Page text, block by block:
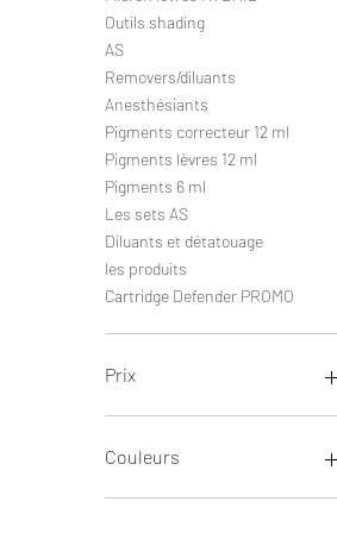
Outils shading
AS
Removers/diluants
Anesthésiants
Pigments correcteur 12 ml
Pigments lèvres 12 ml
Pigments 6 ml
Les sets AS
Diluants et détatouage
les produits
Cartridge Defender PROMO
Prix
Couleurs
Amaranth 12 ml